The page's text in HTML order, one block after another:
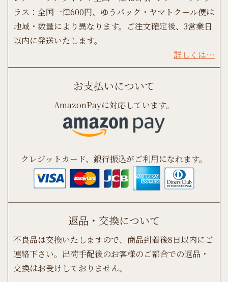
ラス：全国一律600円、ゆうパック・ヤマトクール便は
地域・数量により異なります。ご注文確定後、3営業日
以内に発送いたします。
詳しくは…
お支払いについて
AmazonPayに対応しています。
クレジットカード、銀行振込がご利用になれます。
返品・交換について
不良品は交換いたしますので、商品到着後8日以内にご
連絡下さい。出荷手配後のお客様のご都合での返品・
交換はお受けしておりません。